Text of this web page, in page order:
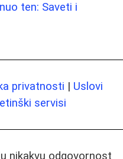
ten: Saveti i
privatnosti | Uslovi
servisi
nikakvu odgovornost